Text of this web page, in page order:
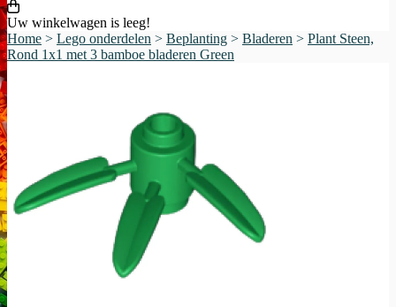
Uw winkelwagen is leeg!
Home > Lego onderdelen > Beplanting > Bladeren > Plant Steen,
Rond 1x1 met 3 bamboe bladeren Green